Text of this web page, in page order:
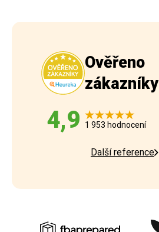
Ověřeno
zákazníky
4,9 1 953 hodnocení
Další reference